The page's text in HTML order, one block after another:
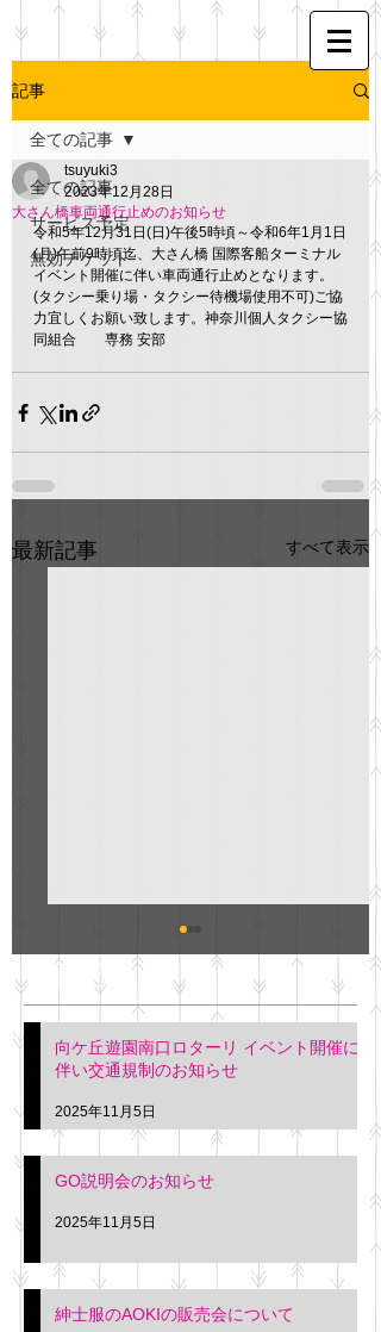
記事
全ての記事
サービス予定
無効チケット
全ての記事
大さん橋車両通行止めのお知らせ
tsuyuki3
2023年12月28日
令和5年12月31日(日)午後5時頃～令和6年1月1日
(月)午前9時頃迄、大さん橋 国際客船ターミナル
イベント開催に伴い車両通行止めとなります。
(タクシー乗り場・タクシー待機場使用不可)ご協
力宜しくお願い致します。神奈川個人タクシー協
同組合　　専務 安部
最新記事 すべて表示
明日(11月6日)午後3時～5
階会議室にてGOの説明会
を行います。 神奈川個人
タクシー協同組合 専務 佐
久間
最新記事
向ケ丘遊園南口ロターリ イベント開催に
伴い交通規制のお知らせ
2025年11月5日
GO説明会のお知らせ
2025年11月5日
紳士服のAOKIの販売会について